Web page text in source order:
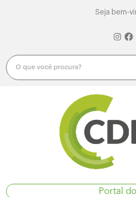
Seja bem-
Portal